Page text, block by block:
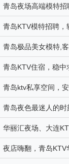
青岛夜场高端模特
青岛KTV模特招聘，
青岛极品美女模特,
青岛KTV住宿，稳中
青岛ktv私享空间，
青岛夜色最迷人的时
华丽汇夜场、大连
夜店嗨翻，青岛KTV